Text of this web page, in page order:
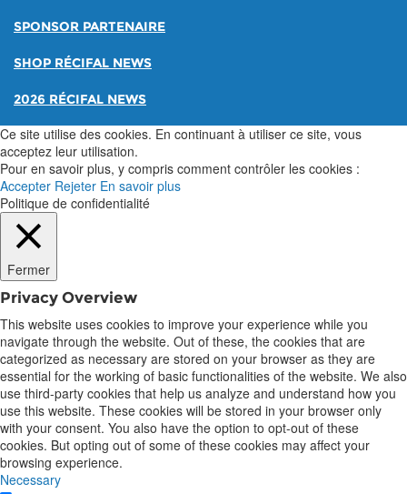
SPONSOR PARTENAIRE
SHOP RÉCIFAL NEWS
2026 RÉCIFAL NEWS
Ce site utilise des cookies. En continuant à utiliser ce site, vous
acceptez leur utilisation.
Pour en savoir plus, y compris comment contrôler les cookies :
Accepter Rejeter En savoir plus
Politique de confidentialité
Fermer
Privacy Overview
This website uses cookies to improve your experience while you
navigate through the website. Out of these, the cookies that are
categorized as necessary are stored on your browser as they are
essential for the working of basic functionalities of the website. We also
use third-party cookies that help us analyze and understand how you
use this website. These cookies will be stored in your browser only
with your consent. You also have the option to opt-out of these
cookies. But opting out of some of these cookies may affect your
browsing experience.
Necessary